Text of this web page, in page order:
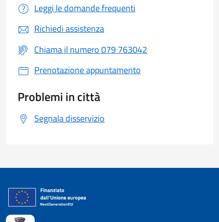
Leggi le domande frequenti
Richiedi assistenza
Chiama il numero 079 763042
Prenotazione appuntamento
Problemi in città
Segnala disservizio